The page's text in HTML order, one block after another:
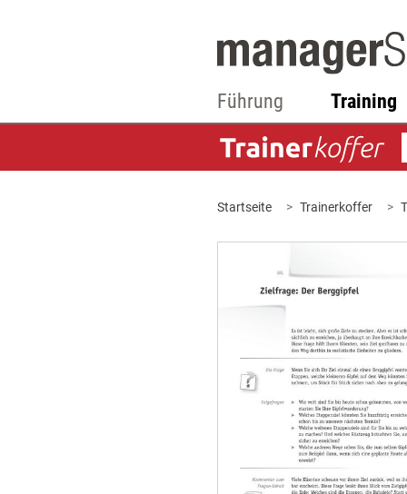
Führung Training
Startseite Trainerkoffer